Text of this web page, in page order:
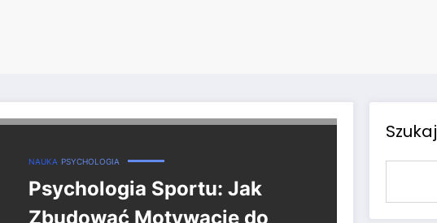
Fizycznej na Co Dzień
NAUKA PSYCHOLOGIA
Psychologia Sportu: Jak
Zbudować Motywację do
Szukaj